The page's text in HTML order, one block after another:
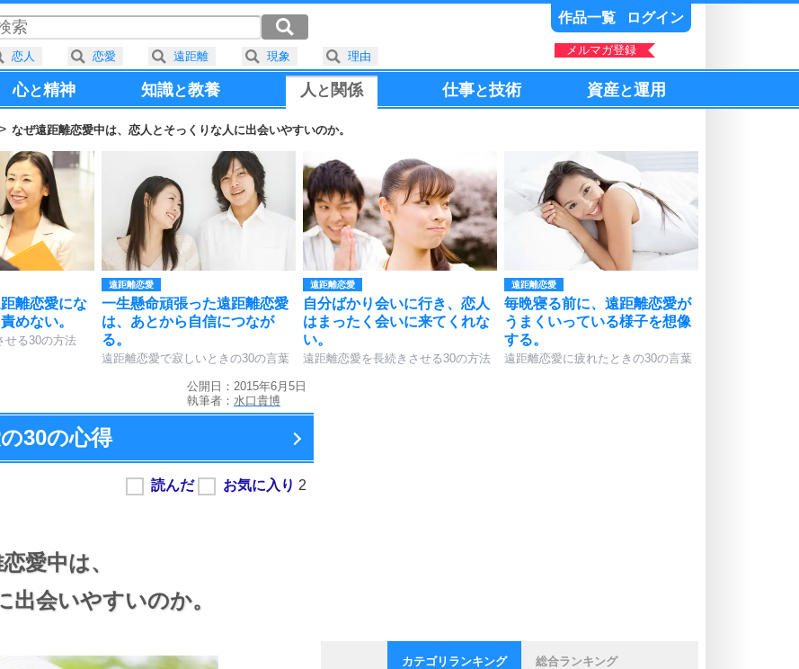
作品一覧 ログイン
メルマガ登録
心と精神 知識と教養 人と 関係 仕事と技術 資産と運用
なぜ遠距離恋愛中は、恋人とそっくりな人に出会いやすいのか。
離恋愛にな
めない。
せる30の方法
遠距離恋愛
一生懸命頑張った遠距離恋愛
は、あとから自信につなが
る。
遠距離恋愛で寂しいときの30の言葉
遠距離恋愛
自分ばかり会いに行き、恋人
はまったく会いに来てくれな
い。
遠距離恋愛を長続きさせる30の方法
遠距離恋愛
毎晩寝る前に、遠距離恋愛が
うまくいっている様子を想像
する。
遠距離恋愛に疲れたときの30の言葉
公開日：2015年6月5日
執筆者： 水口貴博
30の心得
愛中は、
会いやすいのか。
カテゴリランキング 総合ランキング
恋人 恋愛 遠距離 現象 理由